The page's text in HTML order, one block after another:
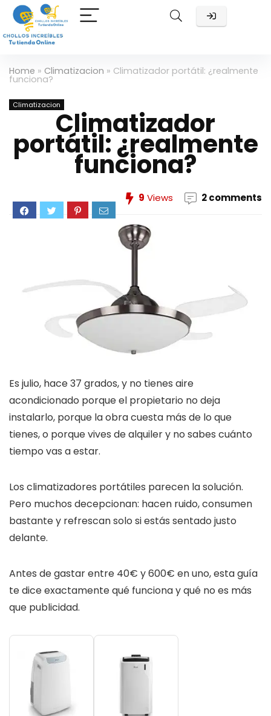
Home » Climatizacion » Climatizador portátil: ¿realmente
funciona?
Climatizacion
Climatizador
portátil: ¿realmente
funciona?
9 Views 2 comments
Es julio, hace 37 grados, y no tienes aire
acondicionado porque el propietario no deja
instalarlo, porque la obra cuesta más de lo que
tienes, o porque vives de alquiler y no sabes cuánto
tiempo vas a estar.
Los climatizadores portátiles parecen la solución.
Pero muchos decepcionan: hacen ruido, consumen
bastante y refrescan solo si estás sentado justo
delante.
Antes de gastar entre 40€ y 600€ en uno, esta guía
te dice exactamente qué funciona y qué no es más
que publicidad.